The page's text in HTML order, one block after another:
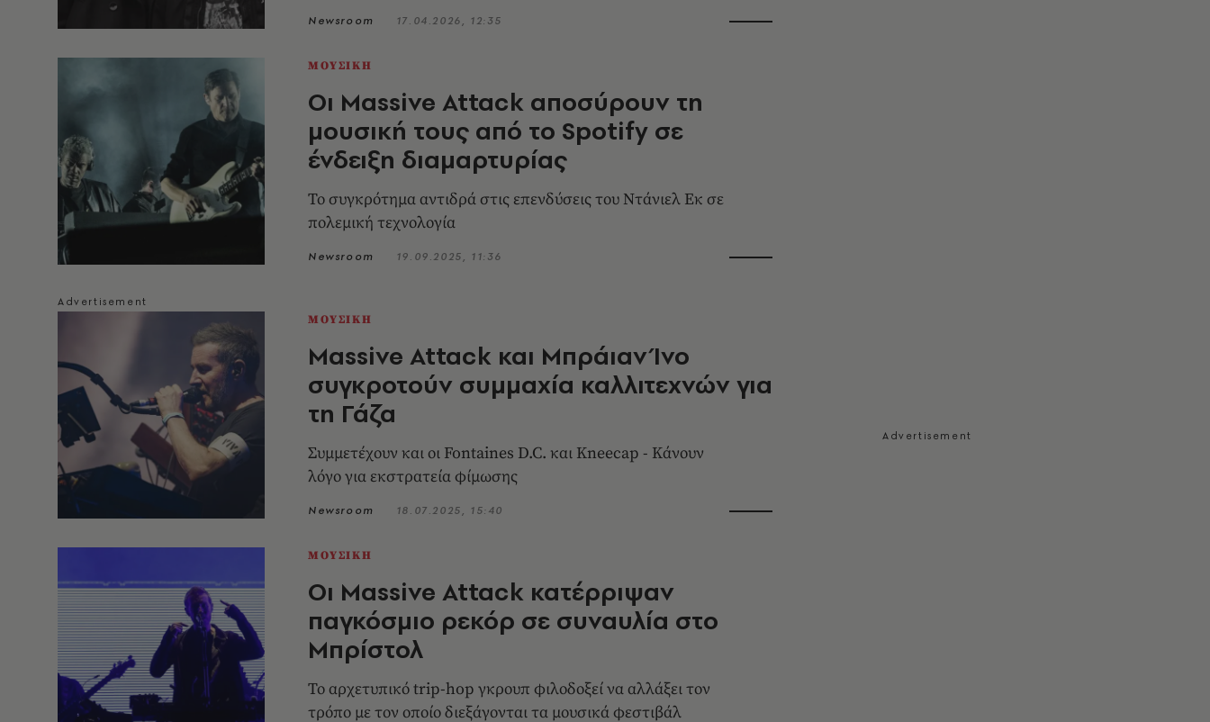
Newsroom 17.04.2026, 12:35
ΜΟΥΣΙΚΗ
Οι Massive Attack αποσύρουν τη
μουσική τους από το Spotify σε
ένδειξη διαμαρτυρίας
Το συγκρότημα αντιδρά στις επενδύσεις του Ντάνιελ Εκ σε
πολεμική τεχνολογία
Newsroom 19.09.2025, 11:36
ΜΟΥΣΙΚΗ
Massive Attack και Μπράιαν Ίνο
συγκροτούν συμμαχία καλλιτεχνών για
τη Γάζα
Συμμετέχουν και οι Fontaines D.C. και Kneecap - Κάνουν
λόγο για εκστρατεία φίμωσης
Newsroom 18.07.2025, 15:40
ΜΟΥΣΙΚΗ
Οι Massive Attack κατέρριψαν
παγκόσμιο ρεκόρ σε συναυλία στο
Μπρίστολ
Το αρχετυπικό trip-hop γκρουπ φιλοδοξεί να αλλάξει τον
τρόπο με τον οποίο διεξάγονται τα μουσικά φεστιβάλ